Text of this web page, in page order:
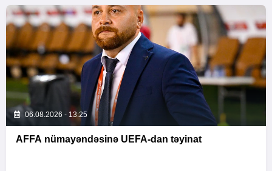
06.08.2026 - 13:25
AFFA nümayəndəsinə UEFA-dan təyinat